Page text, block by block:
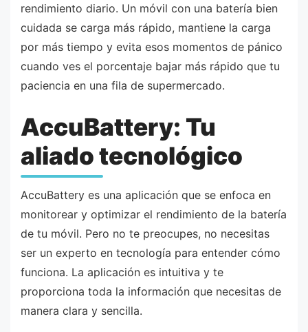
rendimiento diario. Un móvil con una batería bien
cuidada se carga más rápido, mantiene la carga
por más tiempo y evita esos momentos de pánico
cuando ves el porcentaje bajar más rápido que tu
paciencia en una fila de supermercado.
AccuBattery: Tu
aliado tecnológico
AccuBattery es una aplicación que se enfoca en
monitorear y optimizar el rendimiento de la batería
de tu móvil. Pero no te preocupes, no necesitas
ser un experto en tecnología para entender cómo
funciona. La aplicación es intuitiva y te
proporciona toda la información que necesitas de
manera clara y sencilla.